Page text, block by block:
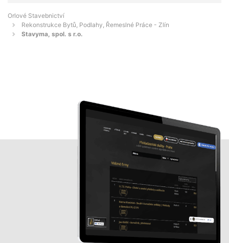
Orlové Stavebnictví
Rekonstrukce Bytů, Podlahy, Řemeslné Práce - Zlín
Stavyma, spol. s r.o.